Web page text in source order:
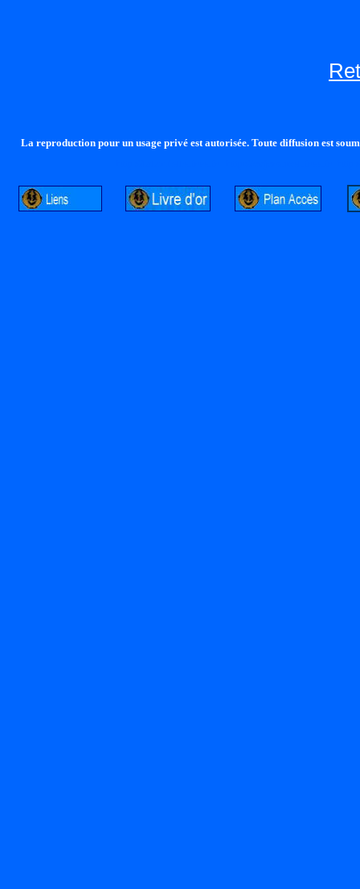
La reproduction pour un usage privé est autorisée. Toute diffusion est